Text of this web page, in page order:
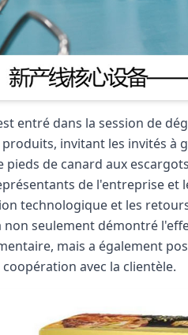
entré dans la session de
invitant les invités
de canard aux
de l'entreprise et
technologique et les
non seulement démontré
mais a également
avec la clientèle.